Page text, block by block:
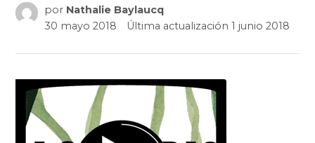
por Nathalie Baylaucq
30 mayo 2018
Última actualización1 junio 2018